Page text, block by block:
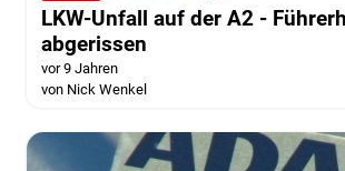
LKW-Unfall auf der A2 -
abgerissen
vor 9 Jahren
von Nick Wenkel